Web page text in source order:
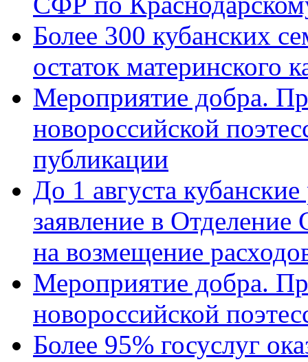
Более 300 кубанских
остаток материнского
Мероприятие добра.
новороссийской
публикации
До 1 августа
заявление в
на возмещение
Мероприятие добра.
новороссийской
Более 95% госуслуг